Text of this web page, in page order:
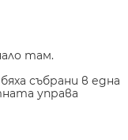
там.
събрани в една
управа